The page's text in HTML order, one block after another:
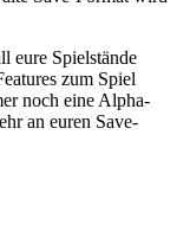
eure Spielstände
zum Spiel
noch eine Alpha-
an euren Save-